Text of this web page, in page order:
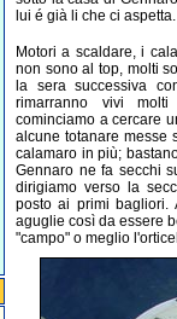
lui é già li che ci
Motori a scaldare, i
non sono al top, molti
la sera successiva
rimarranno vivi
cominciamo a cercare
alcune totanare messe
calamaro in più;
Gennaro ne fa secchi
dirigiamo verso la
posto ai primi bagliori.
aguglie così da essere
"campo" o meglio